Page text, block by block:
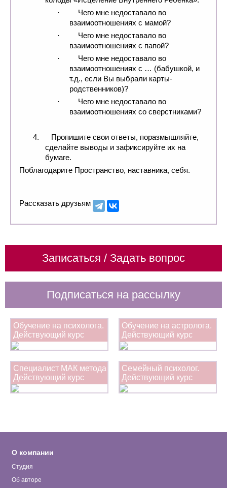
·
Чего мне недоставало во
взаимоотношениях с мамой?
·
Чего мне недоставало во
взаимоотношениях с папой?
·
Чего мне недоставало во
взаимоотношениях с … (бабушкой, и
т.д., если Вы выбрали карты-
родственников)?
·
Чего мне недоставало во
взаимоотношениях со сверстниками?
4.
Пропишите свои ответы, поразмышляйте,
сделайте выводы и зафиксируйте их на
бумаге.
Поблагодарите Пространство, наставника, себя.
Рассказать друзьям
Записаться / Задать вопрос
Подписаться на рассылку
Обучение на психолога.
Действующий курс
Обучение на астролога.
Действующий курс
Специалист МАК метода
Действующий курс
Семейный психолог.
Действующий курс
О компании
Студия
Об авторе